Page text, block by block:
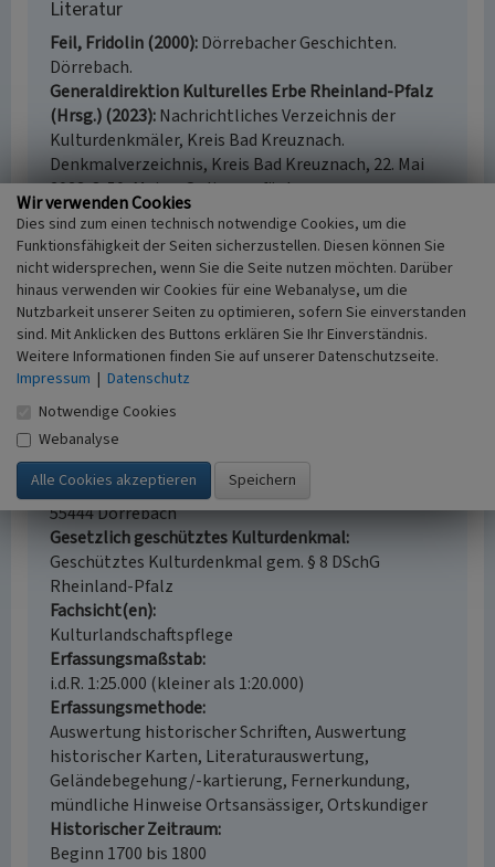
Literatur
Feil, Fridolin (2000) Dörrebacher Geschichten.
Dörrebach.
Generaldirektion Kulturelles Erbe Rheinland-Pfalz
(Hrsg.) (2023) Nachrichtliches Verzeichnis der
Kulturdenkmäler, Kreis Bad Kreuznach.
Denkmalverzeichnis, Kreis Bad Kreuznach, 22. Mai
2023. S. 50, Mainz. Online verfügbar:
denkmallisten.gdke-rlp.de/Bad Kreuznach
abgerufen am 15.06.2023
Alte Zehntscheune Schlossstraße 20 in
Dörrebach
Schlagwörter
Zehntscheune Wohnhaus
Straße / Hausnummer
Schlossstraße 20
Ort
55444 Dörrebach
Gesetzlich geschütztes Kulturdenkmal
Geschütztes Kulturdenkmal gem. § 8 DSchG
Rheinland-Pfalz
Fachsicht(en)
Kulturlandschaftspflege
Erfassungsmaßstab
i.d.R. 1:25.000 (kleiner als 1:20.000)
Erfassungsmethode
Auswertung historischer Schriften, Auswertung
historischer Karten, Literaturauswertung,
Geländebegehung/-kartierung, Fernerkundung,
mündliche Hinweise Ortsansässiger, Ortskundiger
Historischer Zeitraum
Beginn 1700 bis 1800
Wir verwenden Cookies
Dies sind zum einen technisch notwendige Cookies, um die
Funktionsfähigkeit der Seiten sicherzustellen. Diesen können Sie
nicht widersprechen, wenn Sie die Seite nutzen möchten. Darüber
hinaus verwenden wir Cookies für eine Webanalyse, um die
Nutzbarkeit unserer Seiten zu optimieren, sofern Sie einverstanden
sind. Mit Anklicken des Buttons erklären Sie Ihr Einverständnis.
Weitere Informationen finden Sie auf unserer Datenschutzseite.
Impressum | Datenschutz
Notwendige Cookies
Webanalyse